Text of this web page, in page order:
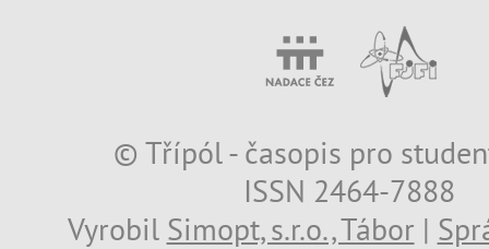
© Třípól - časopis pro
ISSN 2464-7888
Vyrobil Simopt, s.r.o., Tábor |